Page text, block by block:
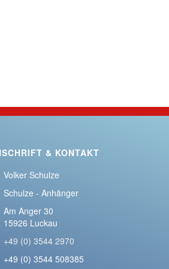
& KONTAKT
Volker Schulze
Schulze - Anhänger
Am Anger 30
15926 Luckau
+49 (0) 3544 2970
+49 (0) 3544 508385